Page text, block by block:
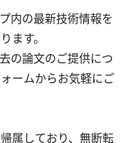
内の最新技術情報を
ます。
の論文のご提供につ
ームからお気軽にご
属しており、無断転